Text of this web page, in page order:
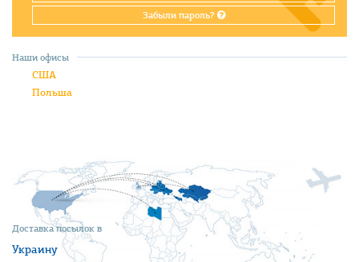
Забыли пароль?
Доставка посылок в
Украину
Наши офисы
США
Польша